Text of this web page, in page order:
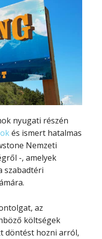
nyugati részén
és ismert hatalmas
Nemzeti
-, amelyek
szabadtéri
az
költségek
döntést hozni arról,